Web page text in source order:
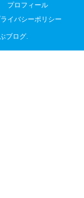
プロフィール
イバシーポリシー
ブログ.